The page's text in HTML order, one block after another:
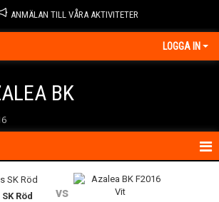
ANMÄLAN TILL VÅRA AKTIVITETER
LOGGA IN
BK
Röd vs